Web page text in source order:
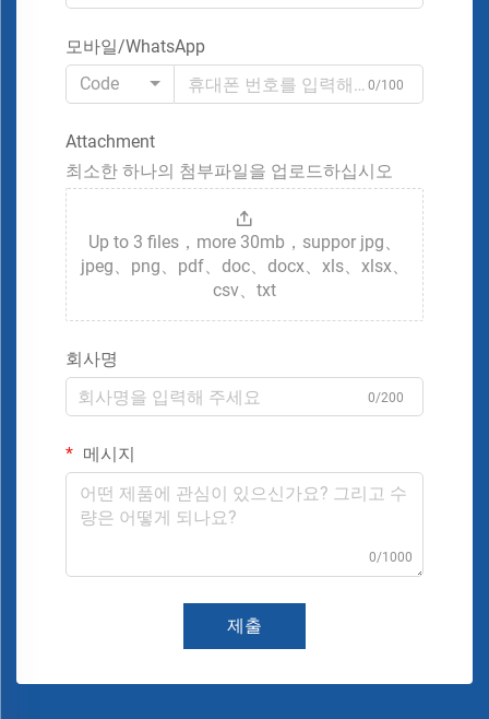
모바일/WhatsApp
Code
0/100
Attachment
최소한 하나의 첨부파일을 업로드하십시오
Up to 3 files，more 30mb，suppor jpg、
jpeg、png、pdf、doc、docx、xls、xlsx、
csv、txt
회사명
0/200
메시지
0/1000
제출